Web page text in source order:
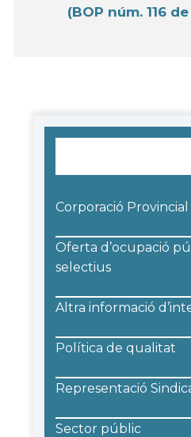
(BOP núm. 116
Corporació Provincial
Oferta d’ocupació
selectius
Altra informació
Política de qualitat
Representació
Sector públic